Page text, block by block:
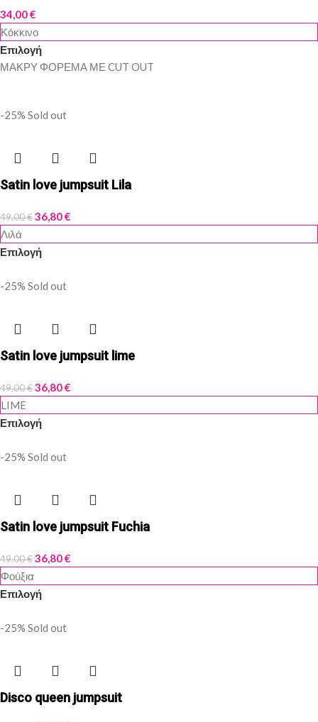
34,00€
Κόκκινο
Επιλογή
ΜΑΚΡΥ ΦΟΡΕΜΑ ΜΕ CUT OUT
-25% Sold out
Satin love jumpsuit Lila
49,00€36,80€
Λιλά
Επιλογή
-25% Sold out
Satin love jumpsuit lime
49,00€36,80€
LIME
Επιλογή
-25% Sold out
Satin love jumpsuit Fuchia
49,00€36,80€
Φούξια
Επιλογή
-25% Sold out
Disco queen jumpsuit